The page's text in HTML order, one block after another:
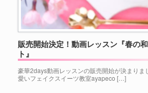
販売開始決定！動画レッスン『春の
ト』
豪華2days動画レッスンの販売開始が決まりま
愛いフェイクスイーツ教室ayapeco […]